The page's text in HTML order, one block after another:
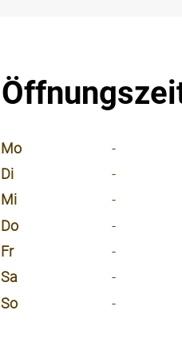
Mo
-
Di
-
Mi
-
Do
-
Fr
-
Sa
-
So
-